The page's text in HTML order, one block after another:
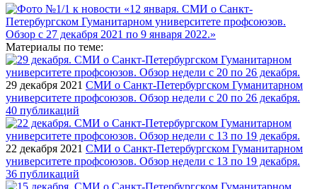
Материалы по теме:
29 декабря 2021 СМИ о Санкт-Петербургском Гуманитарном
университете профсоюзов. Обзор недели с 20 по 26 декабря.
40 публикаций
22 декабря 2021 СМИ о Санкт-Петербургском Гуманитарном
университете профсоюзов. Обзор недели с 13 по 19 декабря.
36 публикаций